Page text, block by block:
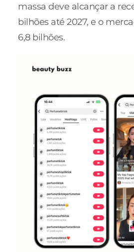
massa deve alcançar a
bilhões até 2027, e o
6,8 bilhões.